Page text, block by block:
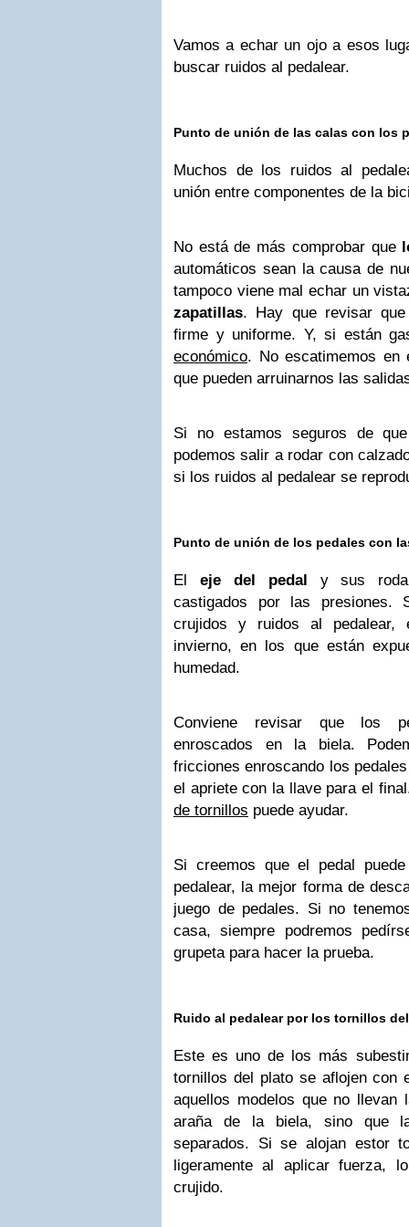
Vamos a echar un ojo a esos
buscar ruidos al pedalear.
Punto de unión de las calas con los
Muchos de los ruidos al
unión entre componentes de la
No está de más comprobar que
automáticos sean la causa de
tampoco viene mal echar un
zapatillas. Hay que revisar
firme y uniforme. Y, si están
económico. No escatimemos en
que pueden arruinarnos las
Si no estamos seguros de
podemos salir a rodar con
si los ruidos al pedalear se
Punto de unión de los pedales con
El eje del pedal y sus
castigados por las presiones.
crujidos y ruidos al pedalear,
invierno, en los que están
humedad.
Conviene revisar que los
enroscados en la biela.
fricciones enroscando los
el apriete con la llave para el
de tornillos puede ayudar.
Si creemos que el pedal
pedalear, la mejor forma de
juego de pedales. Si no
casa, siempre podremos
grupeta para hacer la prueba.
Ruido al pedalear por los tornillos
Este es uno de los más
tornillos del plato se aflojen con
aquellos modelos que no llevan
araña de la biela, sino que
separados. Si se alojan estor
ligeramente al aplicar fuerza,
crujido.